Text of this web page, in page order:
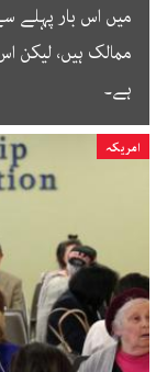
میں اس بار پہلے
ممالک ہیں، لیکن
ہے۔
امریکہ